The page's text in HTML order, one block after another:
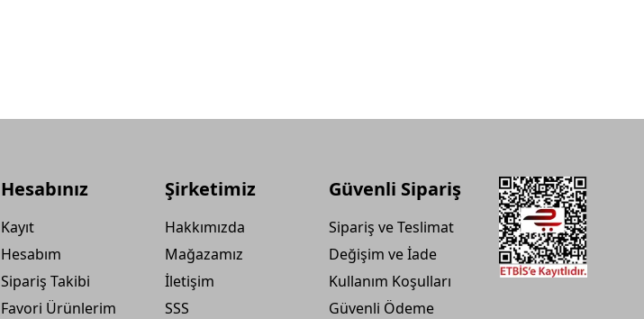
Hesabınız
Kayıt
Hesabım
Sipariş Takibi
Favori Ürünlerim
Şirketimiz
Hakkımızda
Mağazamız
İletişim
SSS
Güvenli Sipariş
Sipariş ve Teslimat
Değişim ve İade
Kullanım Koşulları
Güvenli Ödeme